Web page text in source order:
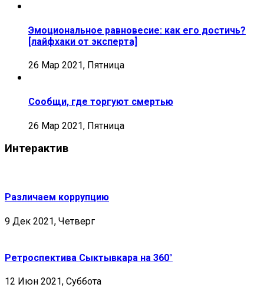
Эмоциональное равновесие: как его достичь?
[лайфхаки от эксперта]
26 Мар 2021, Пятница
Сообщи, где торгуют смертью
26 Мар 2021, Пятница
Интерактив
Различаем коррупцию
9 Дек 2021, Четверг
Ретроспектива Сыктывкара на 360°
12 Июн 2021, Суббота